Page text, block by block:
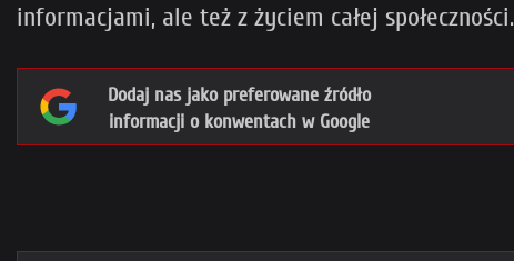
informacjami, ale też z życiem całej społeczności.
Dodaj nas jako preferowane źródło
informacji o konwentach w Google